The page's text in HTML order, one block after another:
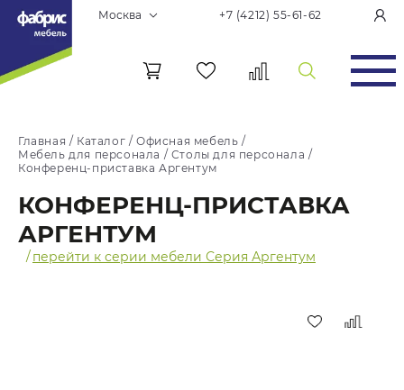
Москва +7 (4212) 55-61-62
Главная / Каталог /Офисная мебель /
Мебель для персонала / Столы для персонала /
Конференц-приставка Аргентум
КОНФЕРЕНЦ-ПРИСТАВКА
АРГЕНТУМ
/перейти к серии мебели Серия Аргентум